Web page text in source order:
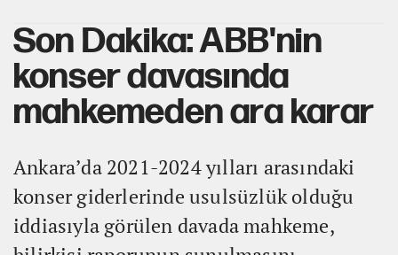
Son Dakika: ABB'nin
konser davasında
mahkemeden ara karar
Ankara’da 2021-2024 yılları arasındaki
konser giderlerinde usulsüzlük olduğu
iddiasıyla görülen davada mahkeme,